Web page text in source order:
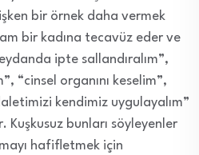
bir örnek daha vermek
bir kadına tecavüz eder ve
ipte sallandıralım”,
“cinsel organını keselim”,
kendimiz uygulayalım”
Kuşkusuz bunları söyleyenler
hafifletmek için